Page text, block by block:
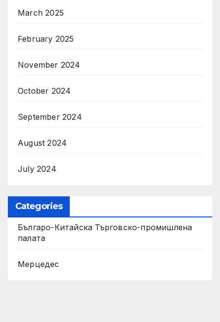
March 2025
February 2025
November 2024
October 2024
September 2024
August 2024
July 2024
Categories
Българо-Китайска Търговско-промишлена
палaта
Мерцедес